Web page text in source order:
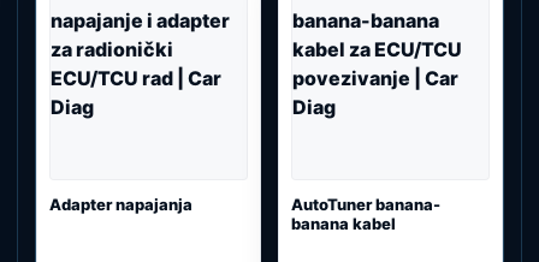
Adapter napajanja
AutoTuner banana-
banana kabel